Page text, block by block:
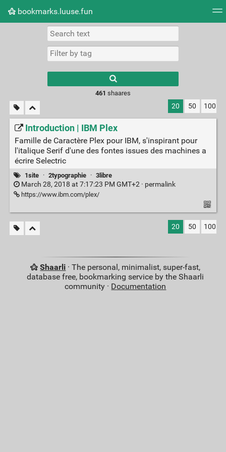
bookmarks.luuse.fun
Picture wall
results.
461 shaares
20 50 100
Introduction | IBM Plex
Famille de Caractère Plex pour IBM, s'inspirant pour
l'italique Serif d'une des fontes issues des machines a
écrire Selectric
1site · 2typographie · 3libre
March 28, 2018 at 7:17:23 PM GMT+2 · permalink
https://www.ibm.com/plex/
20 50 100
Shaarli · The personal, minimalist, super-fast,
database free, bookmarking service by the Shaarli
community · Documentation